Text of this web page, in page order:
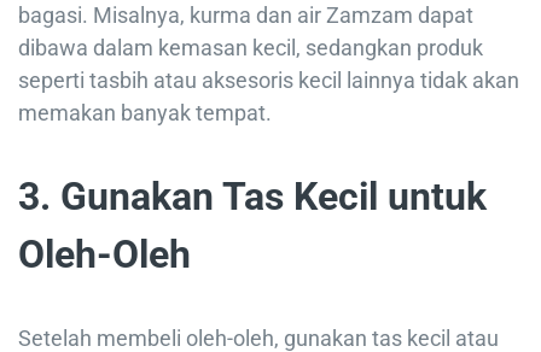
bagasi. Misalnya, kurma dan air Zamzam dapat
dibawa dalam kemasan kecil, sedangkan produk
seperti tasbih atau aksesoris kecil lainnya tidak akan
memakan banyak tempat.
3. Gunakan Tas Kecil untuk
Oleh-Oleh
Setelah membeli oleh-oleh, gunakan tas kecil atau